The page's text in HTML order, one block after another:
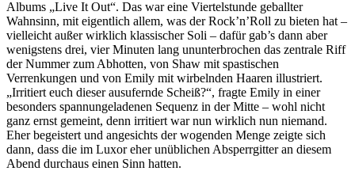
Albums „Live It Out“. Das war eine Viertelstunde geballter
Wahnsinn, mit eigentlich allem, was der Rock’n’Roll zu bieten hat –
vielleicht außer wirklich klassischer Soli – dafür gab’s dann aber
wenigstens drei, vier Minuten lang ununterbrochen das zentrale Riff
der Nummer zum Abhotten, von Shaw mit spastischen
Verrenkungen und von Emily mit wirbelnden Haaren illustriert.
„Irritiert euch dieser ausufernde Scheiß?“, fragte Emily in einer
besonders spannungeladenen Sequenz in der Mitte – wohl nicht
ganz ernst gemeint, denn irritiert war nun wirklich nun niemand.
Eher begeistert und angesichts der wogenden Menge zeigte sich
dann, dass die im Luxor eher unüblichen Absperrgitter an diesem
Abend durchaus einen Sinn hatten.